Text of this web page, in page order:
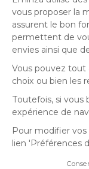
Suivez-nous sur :
© Copyright
* Vous disposez
retrait de votre